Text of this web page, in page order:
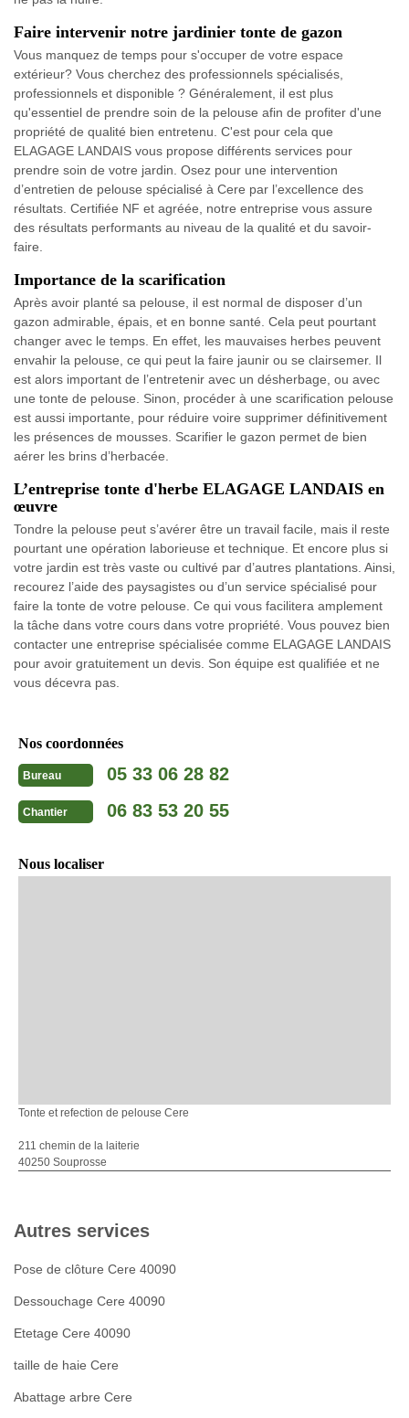
Faire intervenir notre jardinier tonte de gazon
Vous manquez de temps pour s'occuper de votre espace
extérieur? Vous cherchez des professionnels spécialisés,
professionnels et disponible ? Généralement, il est plus
qu'essentiel de prendre soin de la pelouse afin de profiter d'une
propriété de qualité bien entretenu. C'est pour cela que
ELAGAGE LANDAIS vous propose différents services pour
prendre soin de votre jardin. Osez pour une intervention
d’entretien de pelouse spécialisé à Cere par l’excellence des
résultats. Certifiée NF et agréée, notre entreprise vous assure
des résultats performants au niveau de la qualité et du savoir-
faire.
Importance de la scarification
Après avoir planté sa pelouse, il est normal de disposer d’un
gazon admirable, épais, et en bonne santé. Cela peut pourtant
changer avec le temps. En effet, les mauvaises herbes peuvent
envahir la pelouse, ce qui peut la faire jaunir ou se clairsemer. Il
est alors important de l’entretenir avec un désherbage, ou avec
une tonte de pelouse. Sinon, procéder à une scarification pelouse
est aussi importante, pour réduire voire supprimer définitivement
les présences de mousses. Scarifier le gazon permet de bien
aérer les brins d’herbacée.
L’entreprise tonte d'herbe ELAGAGE LANDAIS en
œuvre
Tondre la pelouse peut s’avérer être un travail facile, mais il reste
pourtant une opération laborieuse et technique. Et encore plus si
votre jardin est très vaste ou cultivé par d’autres plantations. Ainsi,
recourez l’aide des paysagistes ou d’un service spécialisé pour
faire la tonte de votre pelouse. Ce qui vous facilitera amplement
la tâche dans votre cours dans votre propriété. Vous pouvez bien
contacter une entreprise spécialisée comme ELAGAGE LANDAIS
pour avoir gratuitement un devis. Son équipe est qualifiée et ne
vous décevra pas.
Nos coordonnées
Bureau 05 33 06 28 82
Chantier 06 83 53 20 55
Nous localiser
Tonte et refection de pelouse Cere
211 chemin de la laiterie
40250 Souprosse
Autres services
Pose de clôture Cere 40090
Dessouchage Cere 40090
Etetage Cere 40090
taille de haie Cere
Abattage arbre Cere